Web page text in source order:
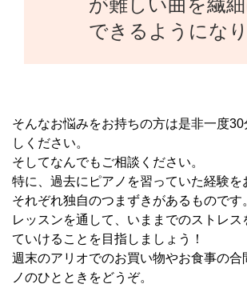
が難しい曲を繊
できるようにな
そんなお悩みをお持ちの方は是非一度
しください。
そしてなんでもご相談ください。
特に、過去にピアノを習っていた経験を
それぞれ独自のつまずきがあるものです
レッスンを通して、いままでのストレス
ていけることを目指しましょう！
週末のアリオでのお買い物やお食事の合
ノのひとときをどうぞ。